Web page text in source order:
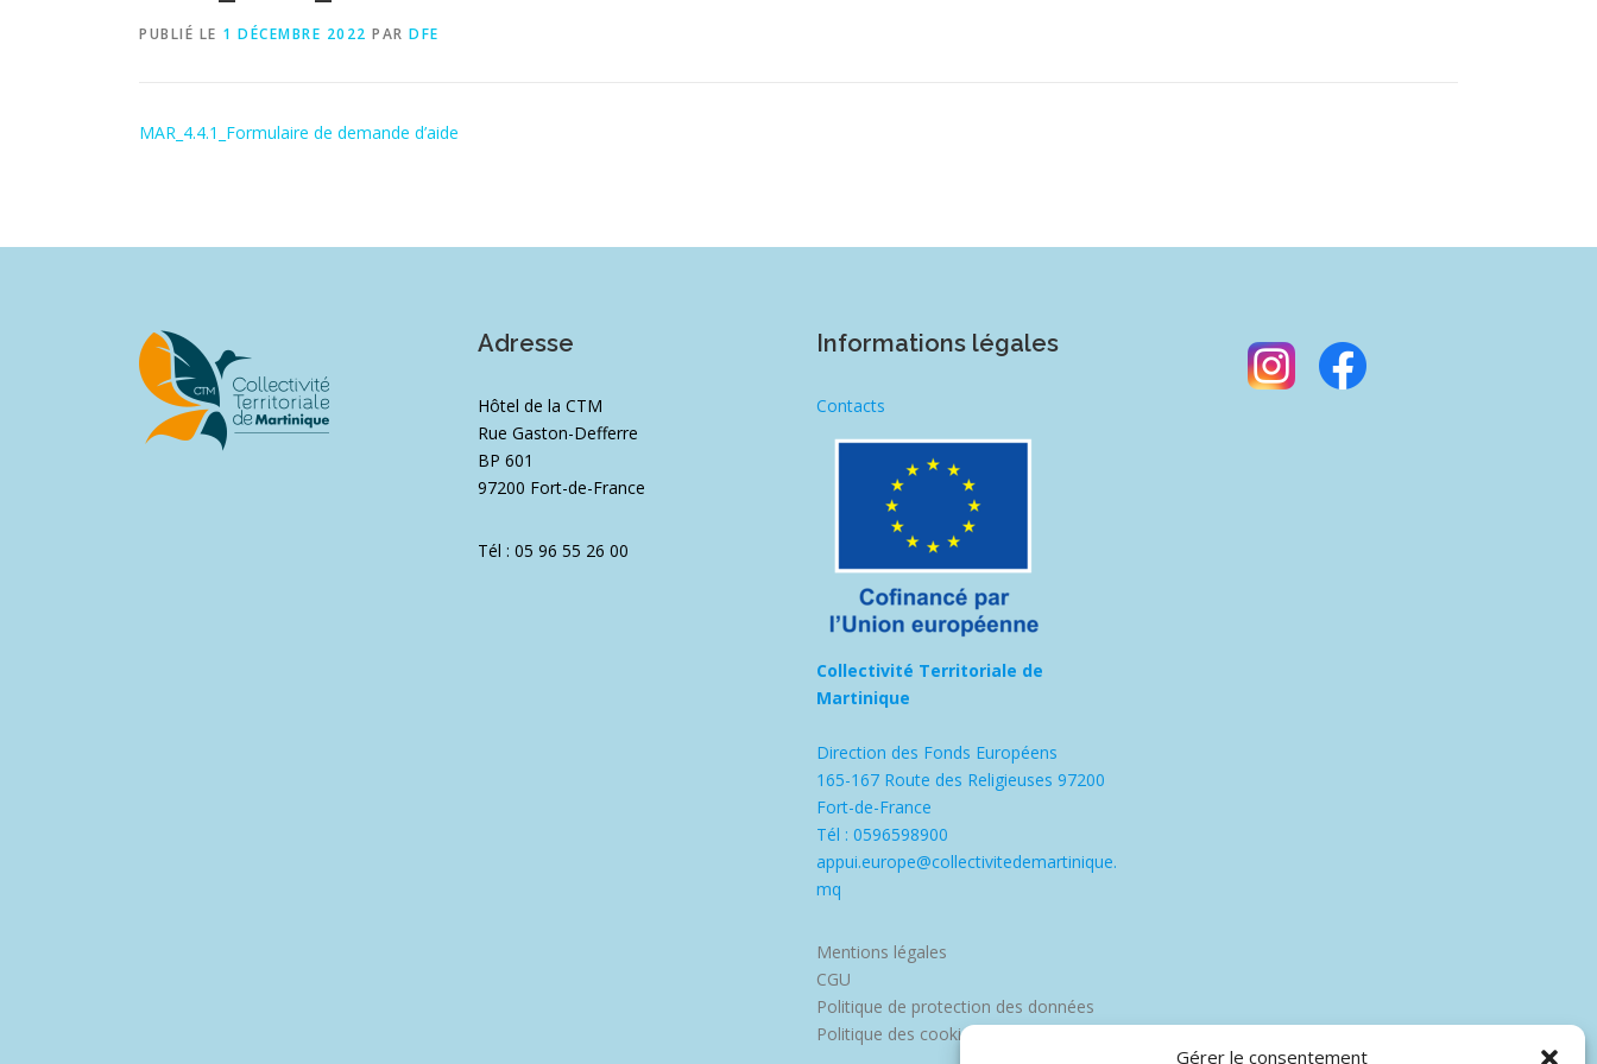
Gérer le consentement
PUBLIÉ LE 1 DÉCEMBRE 2022 PAR DFE
MAR_4.4.1_Formulaire de demande d’aide
Adresse
Hôtel de la CTM
Rue Gaston-Defferre
BP 601
97200 Fort-de-France
Tél : 05 96 55 26 00
Informations légales
Contacts
Collectivité Territoriale de
Martinique
Direction des Fonds Européens
165-167 Route des Religieuses 97200
Fort-de-France
Tél : 0596598900
appui.europe@collectivitedemartinique.
mq
Mentions légales
CGU
Politique de protection des données
Politique des cookies